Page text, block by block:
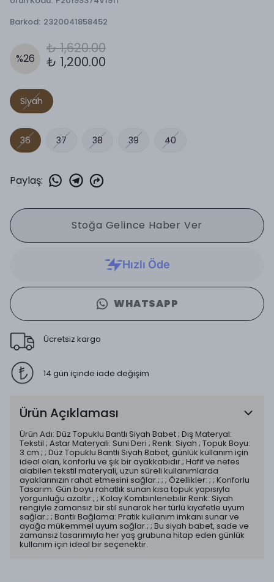
Barkod: 2320041858452
%26
₺ 1,620.00
₺ 1,200.00
Siyah
36 37 38 39 40
Paylaş:
Stoğa Gelince Haber Ver
WHATSAPP
Ücretsiz kargo
14 gün içinde iade değişim
Ürün Açıklaması
Ürün Adı: Düz Topuklu Bantlı Siyah Babet ; Dış Materyal:
Tekstil ; Astar Materyali: Suni Deri ; Renk: Siyah ; Topuk Boyu:
3 cm ; ; Düz Topuklu Bantlı Siyah Babet, günlük kullanım için
ideal olan, konforlu ve şık bir ayakkabıdır.; Hafif ve nefes
alabilen tekstil materyali, uzun süreli kullanımlarda
ayaklarınızın rahat etmesini sağlar.; ; ; Özellikler: ; ; Konforlu
Tasarım: Gün boyu rahatlık sunan kısa topuk yapısıyla
yorgunluğu azaltır.; ; Kolay Kombinlenebilir Renk: Siyah
rengiyle zamansız bir stil sunarak her türlü kıyafetle uyum
sağlar.; ; Bantlı Bağlama: Pratik kullanım imkanı sunar ve
ayağa mükemmel uyum sağlar.; ; Bu siyah babet, sade ve
zamansız tasarımıyla her yaş grubuna hitap eden günlük
kullanım için ideal bir seçenektir.